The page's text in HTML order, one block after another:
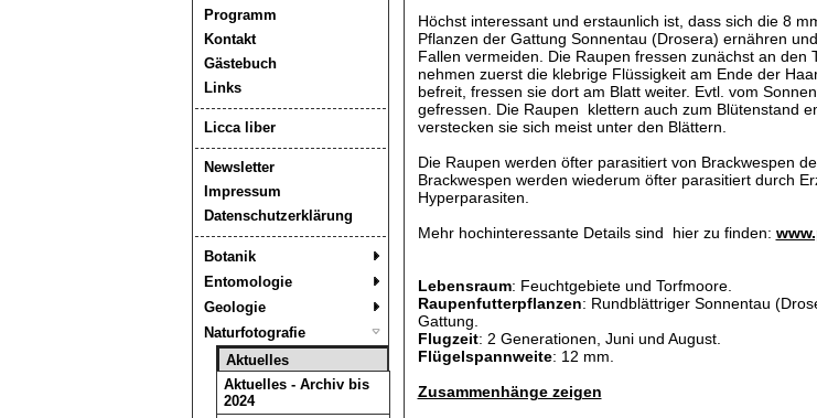
Programm
Kontakt
Gästebuch
Links
Licca liber
Newsletter
Impressum
Datenschutzerklärung
Botanik
Entomologie
Geologie
Naturfotografie
Aktuelles
Aktuelles - Archiv bis
2024
Höchst interessant und erstaunlich ist, dass sich die 8
Pflanzen der Gattung Sonnentau (Drosera) ernähren
Fallen vermeiden. Die Raupen fressen zunächst an den
nehmen zuerst die klebrige Flüssigkeit am Ende der
befreit, fressen sie dort am Blatt weiter. Evtl. vom
gefressen. Die Raupen klettern auch zum Blütenstand
verstecken sie sich meist unter den Blättern.
Die Raupen werden öfter parasitiert von Brackwespen
Brackwespen werden wiederum öfter parasitiert durch
Hyperparasiten.
Mehr hochinteressante Details sind hier zu finden:
Lebensraum: Feuchtgebiete und Torfmoore.
Raupenfutterpflanzen: Rundblättriger Sonnentau
Gattung.
Flugzeit: 2 Generationen, Juni und August.
Flügelspannweite: 12 mm.
Zusammenhänge zeigen